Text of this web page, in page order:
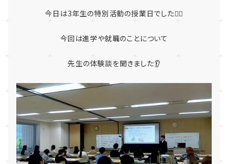
今日は3年生の特別活動の授業日でした💁‍♀️
今回は進学や就職のことについて
先生の体験談を聞きました👂